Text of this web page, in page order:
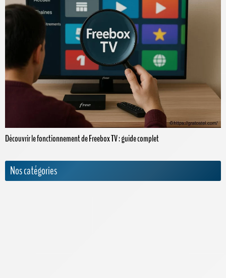
Découvrir le fonctionnement de Freebox TV : guide complet
Nos catégories